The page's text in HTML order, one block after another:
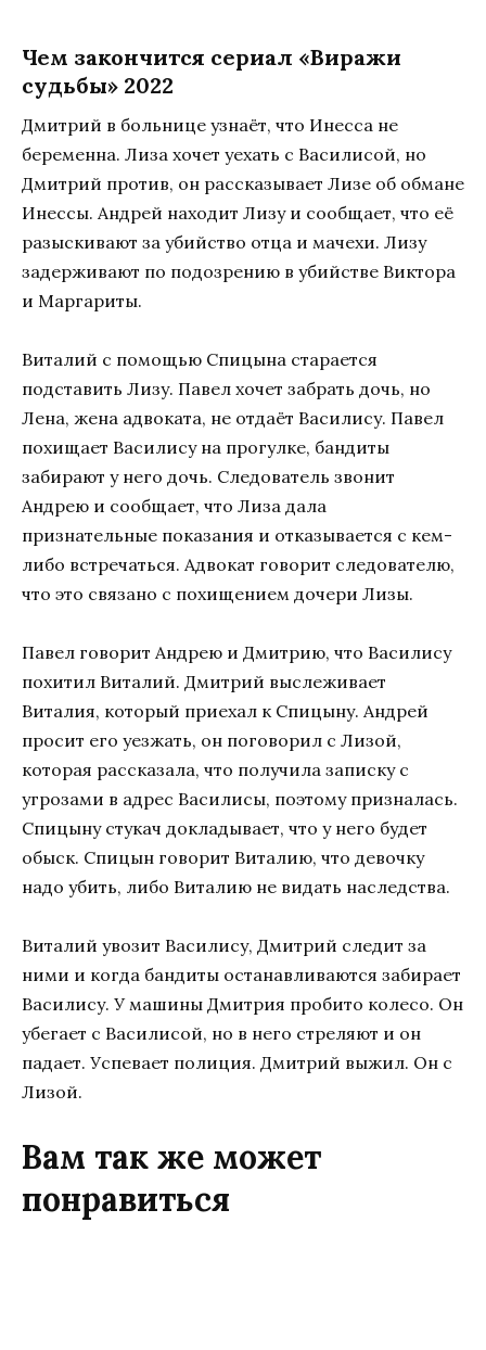
Чем закончится сериал «Виражи
судьбы» 2022
Дмитрий в больнице узнаёт, что Инесса не
беременна. Лиза хочет уехать с Василисой, но
Дмитрий против, он рассказывает Лизе об обмане
Инессы. Андрей находит Лизу и сообщает, что её
разыскивают за убийство отца и мачехи. Лизу
задерживают по подозрению в убийстве Виктора
и Маргариты.
Виталий с помощью Спицына старается
подставить Лизу. Павел хочет забрать дочь, но
Лена, жена адвоката, не отдаёт Василису. Павел
похищает Василису на прогулке, бандиты
забирают у него дочь. Следователь звонит
Андрею и сообщает, что Лиза дала
признательные показания и отказывается с кем-
либо встречаться. Адвокат говорит следователю,
что это связано с похищением дочери Лизы.
Павел говорит Андрею и Дмитрию, что Василису
похитил Виталий. Дмитрий выслеживает
Виталия, который приехал к Спицыну. Андрей
просит его уезжать, он поговорил с Лизой,
которая рассказала, что получила записку с
угрозами в адрес Василисы, поэтому призналась.
Спицыну стукач докладывает, что у него будет
обыск. Спицын говорит Виталию, что девочку
надо убить, либо Виталию не видать наследства.
Виталий увозит Василису, Дмитрий следит за
ними и когда бандиты останавливаются забирает
Василису. У машины Дмитрия пробито колесо. Он
убегает с Василисой, но в него стреляют и он
падает. Успевает полиция. Дмитрий выжил. Он с
Лизой.
Вам так же может
понравиться